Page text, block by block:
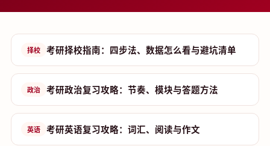
择校 考研择校指南：四步法、数据怎么看与避坑清单
政治 考研政治复习攻略：节奏、模块与答题方法
英语 考研英语复习攻略：词汇、阅读与作文